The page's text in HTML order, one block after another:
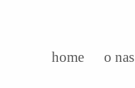
home o nas